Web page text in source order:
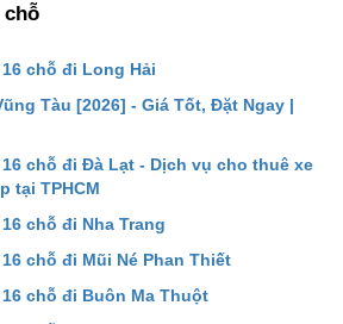
chỗ
chỗ đi Long Hải
Tàu [2026] - Giá Tốt, Đặt Ngay |
chỗ đi Đà Lạt - Dịch vụ cho thuê xe
tại TPHCM
chỗ đi Nha Trang
chỗ đi Mũi Né Phan Thiết
chỗ đi Buôn Ma Thuột